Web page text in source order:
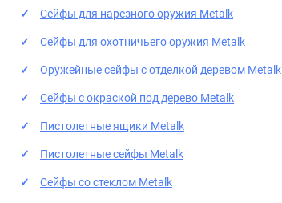
Сейфы для нарезного оружия Metalk
Сейфы для охотничьего оружия Metalk
Оружейные сейфы с отделкой деревом Metalk
Сейфы с окраской под дерево Metalk
Пистолетные ящики Metalk
Пистолетные сейфы Metalk
Сейфы со стеклом Metalk